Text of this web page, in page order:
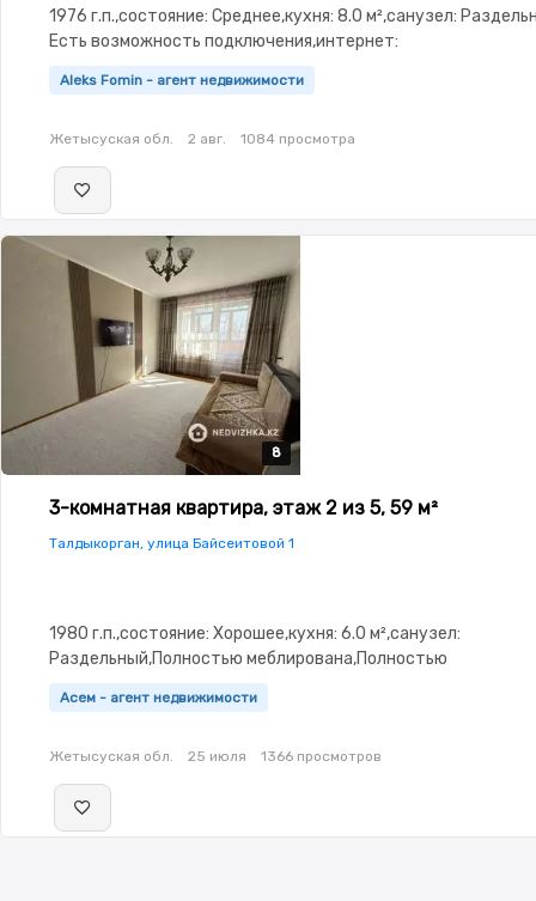
1976 г.п.,состояние: Среднее,кухня: 8.0 м²,санузел:
Есть возможность подключения,интернет:
Проводной,Пустая,Пустая,паркинг: Рядом охраняемая
стоянка,Домофон,Кодовый замок,Улучшенная,Комнаты
Aleks Fomin - агент недвижимости
Жетысуская обл. 2 авг. 1084 просмотра
8
8
8
8
8
3-комнатная квартира, этаж 2 из 5, 59 м²
Талдыкорган, улица Байсеитовой 1
1980 г.п.,состояние: Хорошее,кухня: 6.0 м²,санузел:
Раздельный,Полностью меблирована,Полностью
меблирована,Домофон,Пластиковые
окна,Неугловая,Улучшенная,Встроенная
Асем - агент недвижимости
Жетысуская обл. 25 июля 1366 просмотров